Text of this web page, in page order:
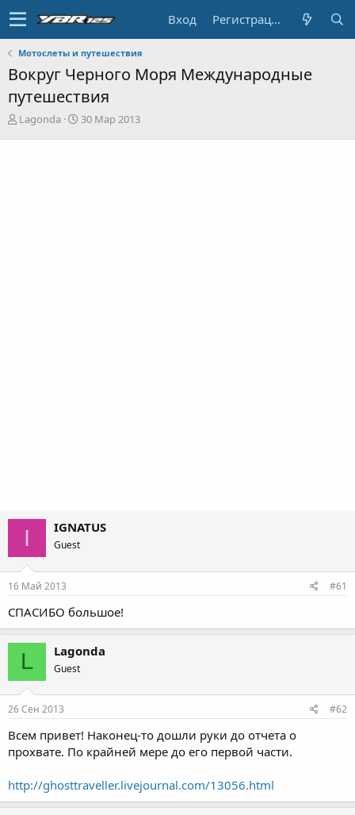
Вход Регистрация
Мотослеты и путешествия
Вокруг Черного Моря Международные
путешествия
АLagonda
Д
30 Мар 2013
I IGNATUS
Guest
16 Май 2013 #61
СПАСИБО большое!
L Lagonda
Guest
26 Сен 2013 #62
Всем привет! Наконец-то дошли руки до отчета о
прохвате. По крайней мере до его первой части.
http://ghosttraveller.livejournal.com/13056.html